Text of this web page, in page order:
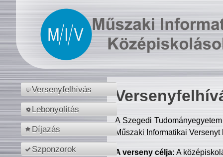
Versenyfelhívás
Lebonyolítás
Díjazás
Szponzorok
A Szegedi
Műszaki Informatikai
A verseny célja: A